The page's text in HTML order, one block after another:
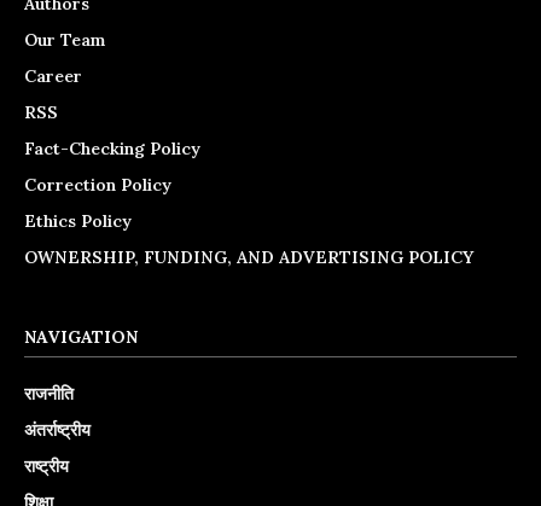
Our Team
Career
RSS
Fact-Checking Policy
Correction Policy
Ethics Policy
OWNERSHIP, FUNDING, AND ADVERTISING POLICY
NAVIGATION
राजनीति
अंतर्राष्ट्रीय
राष्ट्रीय